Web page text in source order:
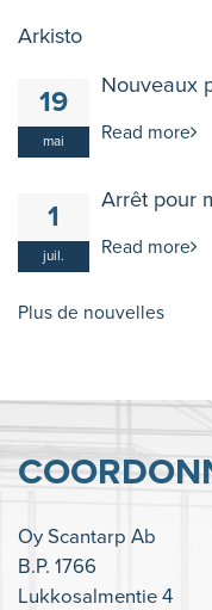
Arkisto
19
mai
Nouveaux
Read more
1
juil.
Arrêt pour
Read more
Plus de nouvelles
Oy Scantarp Ab
B.P. 1766
Lukkosalmentie 4